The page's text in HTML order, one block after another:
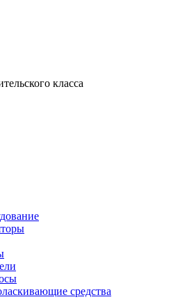
класса
средства